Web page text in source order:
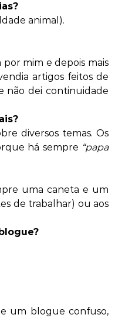
animal).
mim e depois mais
artigos feitos de
não dei continuidade
diversos temas. Os
há sempre “papa
uma caneta e um
de trabalhar) ou aos
um blogue confuso,